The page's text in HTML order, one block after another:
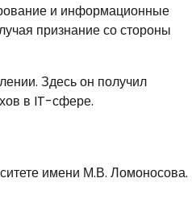
и информационные
признание со стороны
Здесь он получил
в IT-сфере.
имени М.В.